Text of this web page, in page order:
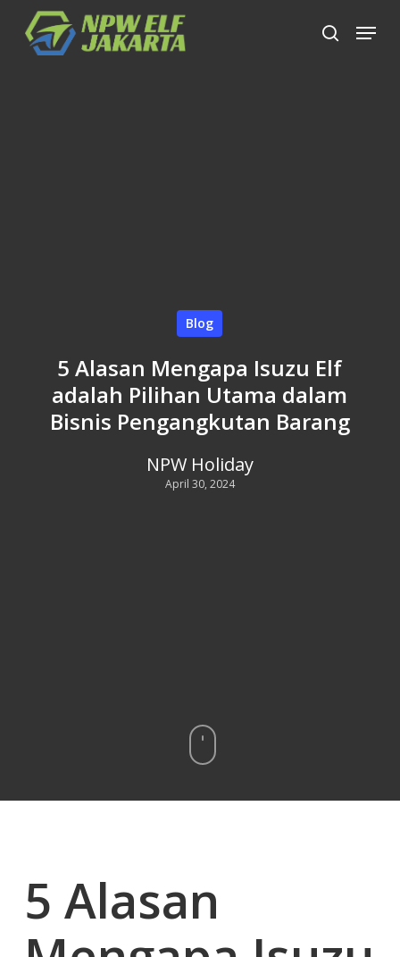
search
Menu
Blog
5 Alasan Mengapa Isuzu Elf
adalah Pilihan Utama dalam
Bisnis Pengangkutan Barang
NPW Holiday
April 30, 2024
5 Alasan